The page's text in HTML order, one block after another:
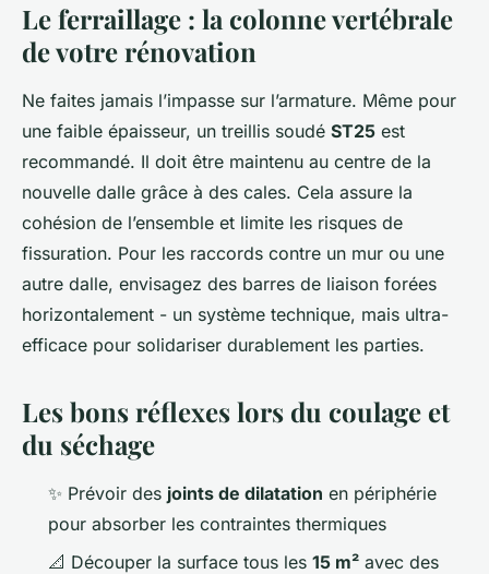
Le ferraillage : la colonne vertébrale
de votre rénovation
Ne faites jamais l’impasse sur l’armature. Même pour
une faible épaisseur, un treillis soudé ST25 est
recommandé. Il doit être maintenu au centre de la
nouvelle dalle grâce à des cales. Cela assure la
cohésion de l’ensemble et limite les risques de
fissuration. Pour les raccords contre un mur ou une
autre dalle, envisagez des barres de liaison forées
horizontalement - un système technique, mais ultra-
efficace pour solidariser durablement les parties.
Les bons réflexes lors du coulage et
du séchage
✨ Prévoir des joints de dilatation en périphérie
pour absorber les contraintes thermiques
📐 Découper la surface tous les 15 m² avec des